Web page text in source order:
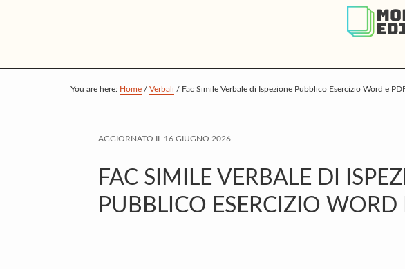
p
p
p
You are here: Home / Verbali / Fac Simile Verbale di Ispezione Pubblico Esercizio Word e
AGGIORNATO IL 16 GIUGNO 2026
FAC SIMILE VERBALE DI
PUBBLICO ESERCIZIO WORD